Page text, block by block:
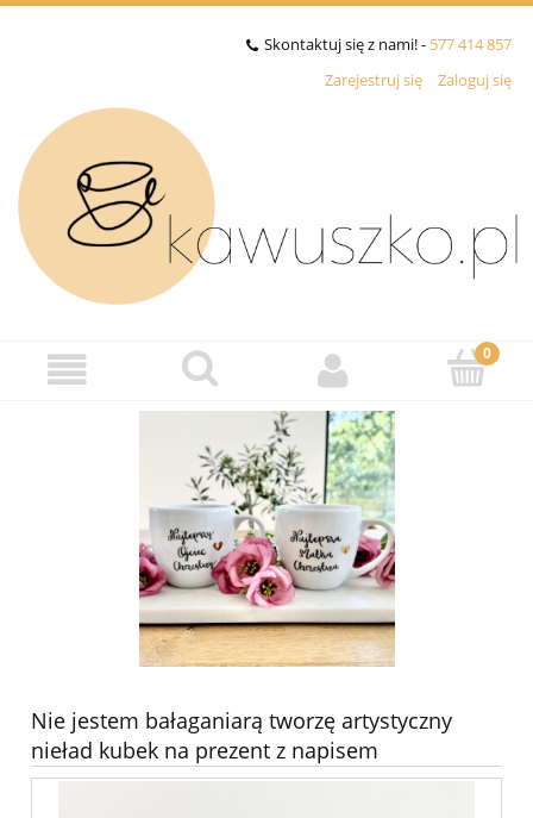
Skontaktuj się z nami! - 577 414 857
Zarejestruj się
Zaloguj się
Nie jestem bałaganiarą tworzę artystyczny
nieład kubek na prezent z napisem